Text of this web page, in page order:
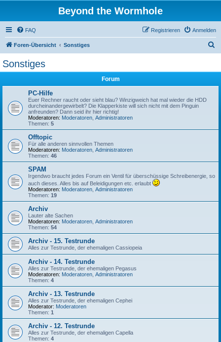
Beyond the Wormhole
FAQ Anmelden
Registrieren
Foren-Übersicht Sonstiges
Sonstiges
Forum
PC-Hilfe
Euer Rechner raucht oder sieht blau? Winzigweich hat mal wieder die HDD
durcheinandergewirbelt? Die Klapperkiste will sich nicht mit dem Pinguin
anfreunden? Dann seid ihr hier richtig!
Moderatoren: Moderatoren Administratoren
Themen: 5
Offtopic
Für alle anderen sinnvollen Themen
Moderatoren: Moderatoren Administratoren
Themen: 46
SPAM
Irgendwo braucht jedes Forum ein Ventil für überschüssige Schreibenergie, so
auch dieses. Alles bis auf Beleidigungen etc. erlaubt
Moderatoren: Moderatoren Administratoren
Themen: 19
Archiv
Lauter alte Sachen
Moderatoren: Moderatoren Administratoren
Themen: 54
Archiv - 15. Testrunde
Alles zur Testrunde, der ehemaligen Cassiopeia
Archiv - 14. Testrunde
Alles zur Testrunde, der ehemaligen Pegasus
Moderatoren: Moderatoren Administratoren
Themen: 4
Archiv - 13. Testrunde
Alles zur Testrunde, der ehemaligen Cephei
Moderator: Moderatoren
Themen: 1
Archiv - 12. Testrunde
Alles zur Testrunde, der ehemaligen Capella
Themen: 4